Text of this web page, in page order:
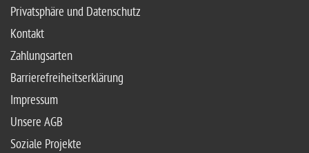
Privatsphäre und Datenschutz
Kontakt
Zahlungsarten
Barrierefreiheitserklärung
Impressum
Unsere AGB
Soziale Projekte